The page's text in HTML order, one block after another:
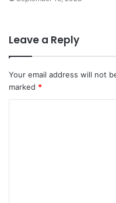
Leave a Reply
Your email address will not
marked *